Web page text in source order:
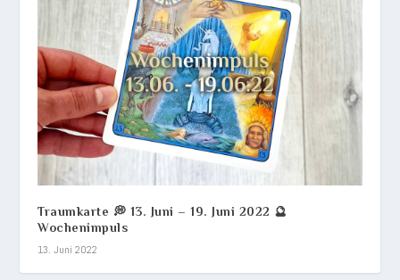
Traumkarte 💭 13. Juni – 19. Juni 2022 🔮
Wochenimpuls
13. Juni 2022